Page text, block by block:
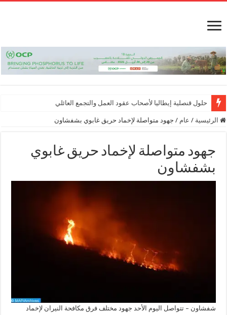
حلول قنصلية إيطاليا لأصحاب عقود العمل والتجمع العائلي
الرئيسية / عام / جهود متواصلة لإخماد حريق غابوي بشفشاون
جهود متواصلة لإخماد حريق غابوي
بشفشاون
شفشاون – تتواصل اليوم الأحد جهود مختلف فرق مكافحة النيران لإخماد